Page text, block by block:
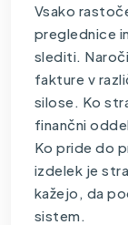
Vsako
preglednice
slediti.
fakture v
silose. Ko
finančni
Ko pride do
izdelek je
kažejo, da
sistem.